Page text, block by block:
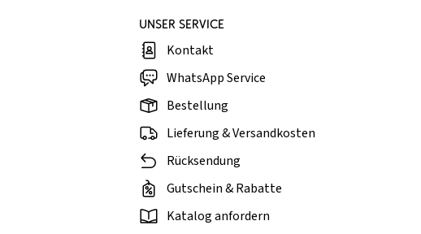
UNSER SERVICE
Kontakt
WhatsApp Service
Bestellung
Lieferung & Versandkosten
Rücksendung
Gutschein & Rabatte
Katalog anfordern